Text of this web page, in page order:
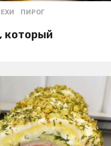
,ПИРОГ
который